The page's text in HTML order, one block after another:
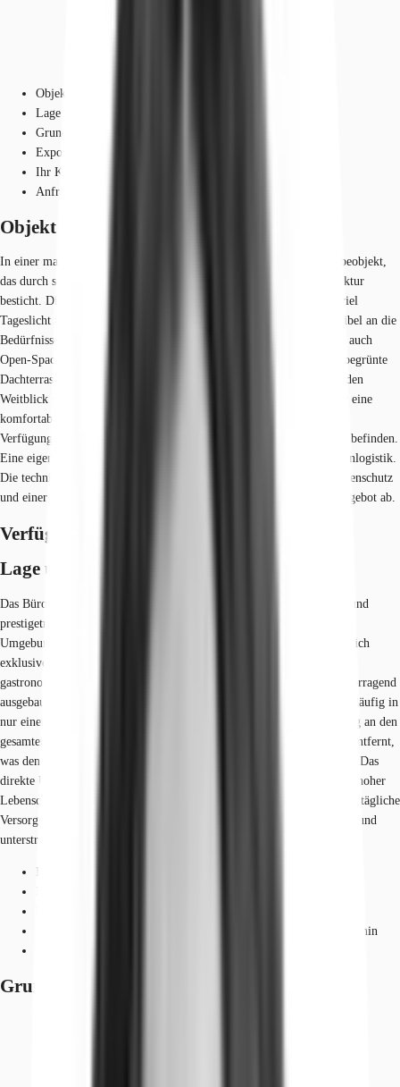
Objekt
Lage und Verkehrsanbindung
Grundrisse
Exposé herunterladen
Ihr Kontakt
Anfrage senden
Objekt
In einer markanten Ecklage erhebt sich dieses repräsentative Gewerbeobjekt,
das durch seine gepflegte Erscheinung und eine durchdachte Architektur
besticht. Die nach Süden und Osten ausgerichteten Fassaden lassen viel
Tageslicht in die modernen und hellen Räumlichkeiten, die sich flexibel an die
Bedürfnisse künftiger Nutzer anpassen lassen. So sind beispielsweise auch
Open-Space-Konzepte realisierbar. Eine gemeinschaftlich nutzbare, begrünte
Dachterrasse von rund 290 Quadratmetern bietet einen beeindruckenden
Weitblick über die Dächer der Stadt und lädt zum Verweilen ein. Für eine
komfortable An- und Abreise stehen zahlreiche PKW-Stellplätze zur
Verfügung, die sich sowohl in einer Tiefgarage als auch im Innenhof befinden.
Eine eigene Anlieferungszone ermöglicht zudem eine effiziente Warenlogistik.
Die technische Ausstattung mit Glasfaserkabel, außenliegendem Sonnenschutz
und einer Klimatisierung auf der Südseite rundet das hochwertige Angebot ab.
Verfügbare Fläche
Lage und Verkehrsanbindung
Das Büro- und Geschäftshaus befindet sich in einer äußerst zentralen und
prestigeträchtigen Lage im Herzen der City West. Diese dynamische
Umgebung ist ein Schmelztiegel aus Tradition und Moderne, in dem sich
exklusive Geschäfte, renommierte Unternehmen und vielfältige
gastronomische Angebote aneinanderreihen. Die Infrastruktur ist hervorragend
ausgebaut: Eine S-Bahn-Station sowie diverse Bushaltestellen sind fußläufig in
nur einer Minute erreichbar und gewährleisten eine schnelle Anbindung an den
gesamten Stadtraum. Auch die Autobahn ist nur wenige Fahrminuten entfernt,
was den Standort für den Individualverkehr besonders attraktiv macht. Das
direkte Umfeld bietet eine lebendige Mischung aus urbanem Flair und hoher
Lebensqualität. Zahlreiche Supermärkte, Restaurants und Cafés für die tägliche
Versorgung und Geschäftstermine befinden sich in unmittelbarer Nähe und
unterstreichen den Komfort dieses Standortes.
Flughafen, Berlin / Brandenburg, Fahrzeit: 22 min
S-Bahn, Halensee, Linien S41, S42, S45, S46, S47, Gehzeit: 3 min
Grundrisse